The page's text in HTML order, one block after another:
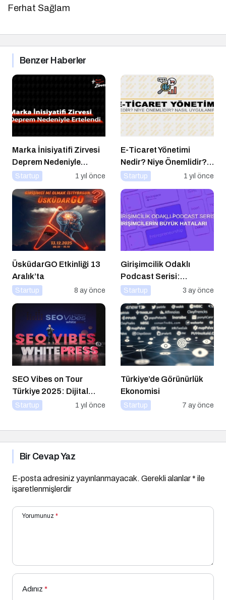
Ferhat Sağlam
Benzer Haberler
Marka İnisiyatifi Zirvesi
Deprem Nedeniyle
Ertelendi
Startup 1 yıl önce
E-Ticaret Yönetimi
Nedir? Niye Önemlidir?
E-Ticaret Yönetimi Nasıl
Startup 1 yıl önce
ÜsküdarGO Etkinliği 13
Aralık’ta
Startup 8 ay önce
Girişimcilik Odaklı
Podcast Serisi:
Girişimcilerin Büyük
Startup 3 ay önce
SEO Vibes on Tour
Türkiye 2025: Dijital
Dünyanın Nabzını Tutan
Startup 1 yıl önce
Türkiye’de Görünürlük
Ekonomisi
Startup 7 ay önce
Bir Cevap Yaz
E-posta adresiniz yayınlanmayacak. Gerekli alanlar* ile
işaretlenmişlerdir
Yorumunuz *
Adınız *